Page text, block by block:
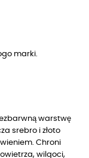
marki.
warstwę
srebro i złoto
Chroni
wilgoci,